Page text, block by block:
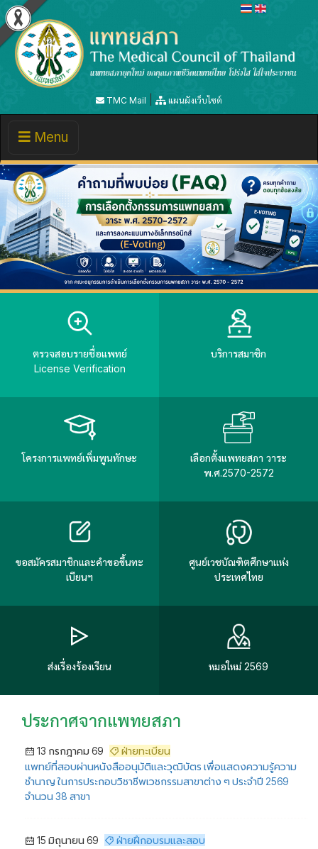
TMC Mail แผนผังเว็บไซต์
Toggle
navigation
Menu
ตรวจสอบรายชื่อแพทย์
License Verification
บริการสมาชิก
โครงการแพทย์เพิ่มพูนทักษะ
เลือกตั้งแพทยสภา วาระ
พ.ศ.2570-2572
ขอสมัครสมาชิกและคำขอขึ้นทะ
เบียนฯ
ศูนย์เวชบัณฑิตศึกษาแห่ง
ประเทศไทย
ส่งเรื่องร้องเรียน หมอใหม่ 2569
ประกาศจากแพทยสภา
13 กรกฎาคม 69
ฝ่ายทะเบียน
แพทย์ที่สอบผ่านหนังสืออนุมัติและวุฒิบัตร เพื่อแสดงความรู้ความ
ชำนาญ ในการประกอบวิชาชีพเวชกรรมสาขาต่าง ๆ ประจำปี 2569
จำนวน 38 สาขา
15 มิถุนายน 69
ฝ่ายฝึกอบรมและสอบ